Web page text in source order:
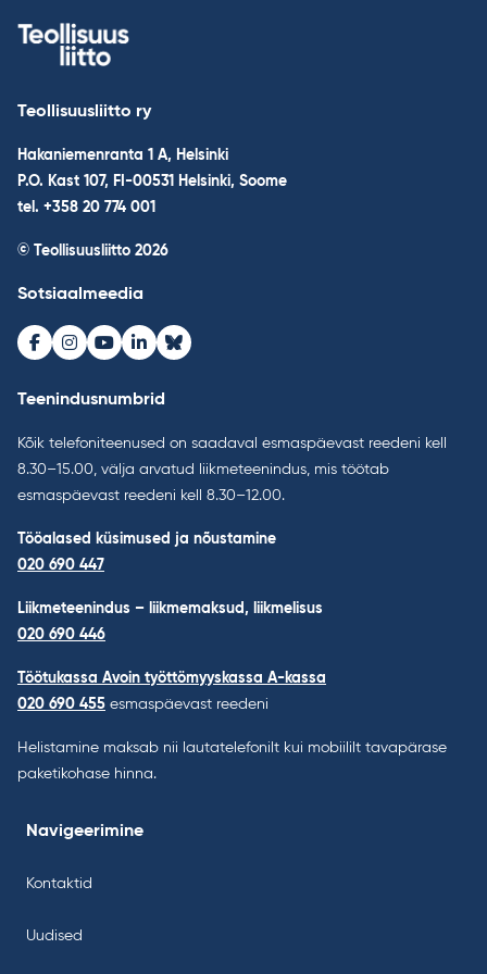
Teollisuusliitto ry
Hakaniemenranta 1 A, Helsinki
P.O. Kast 107, FI-00531 Helsinki, Soome
tel. +358 20 774 001
© Teollisuusliitto 2026
Sotsiaalmeedia
Facebook
Instagram
Youtube
LinkedInBluesky
Teenindusnumbrid
Kõik telefoniteenused on saadaval esmaspäevast reedeni kell
8.30–15.00, välja arvatud liikmeteenindus, mis töötab
esmaspäevast reedeni kell 8.30–12.00.
Tööalased küsimused ja nõustamine
020 690 447
Liikmeteenindus – liikmemaksud, liikmelisus
020 690 446
Töötukassa Avoin työttömyyskassa A-kassa
020 690 455 esmaspäevast reedeni
Helistamine maksab nii lautatelefonilt kui mobiililt tavapärase
paketikohase hinna.
Navigeerimine
Kontaktid
Uudised